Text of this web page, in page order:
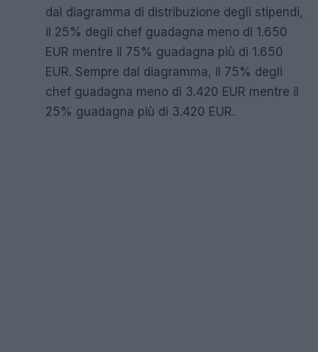
dal diagramma di distribuzione degli stipendi,
il 25% degli chef guadagna meno di 1.650
EUR mentre il 75% guadagna più di 1.650
EUR. Sempre dal diagramma, il 75% degli
chef guadagna meno di 3.420 EUR mentre il
25% guadagna più di 3.420 EUR.